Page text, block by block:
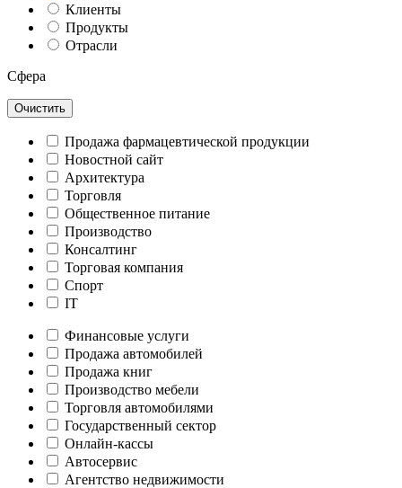
Клиенты
Продукты
Отрасли
Сфера
Очистить
Продажа фармацевтической продукции
Новостной сайт
Архитектура
Торговля
Общественное питание
Производство
Консалтинг
Торговая компания
Спорт
IT
Финансовые услуги
Продажа автомобилей
Продажа книг
Производство мебели
Торговля автомобилями
Государственный сектор
Онлайн-кассы
Автосервис
Агентство недвижимости